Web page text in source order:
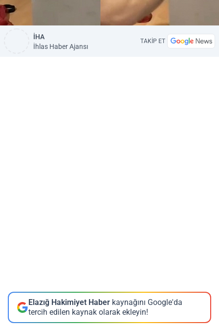
İHA
İhlas Haber Ajansı
TAKİP ET
Elazığ Hakimiyet Haber kaynağını Google'da
tercih edilen kaynak olarak ekleyin!